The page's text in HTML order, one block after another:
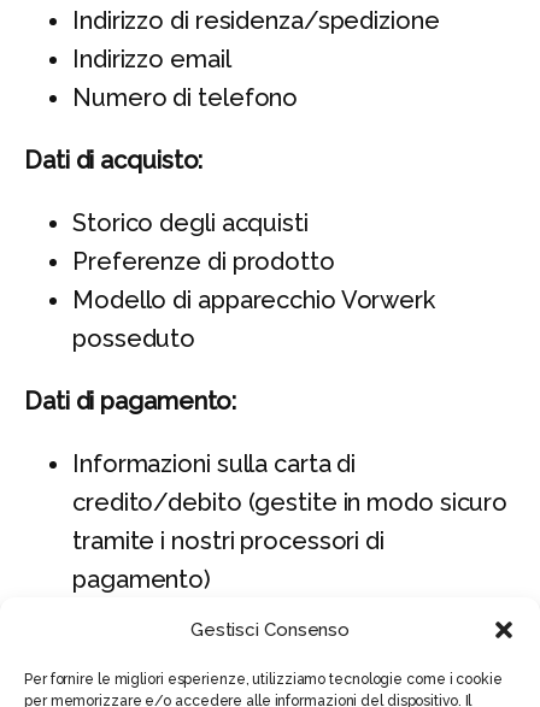
Gestisci Consenso
Per fornire le migliori esperienze, utilizziamo tecnologie come i cookie
per memorizzare e/o accedere alle informazioni del dispositivo. Il
Indirizzo di residenza/spedizione
Indirizzo email
Numero di telefono
Dati di acquisto:
Storico degli acquisti
Preferenze di prodotto
Modello di apparecchio Vorwerk
posseduto
Dati di pagamento:
Informazioni sulla carta di
credito/debito (gestite in modo sicuro
tramite i nostri processori di
pagamento)
Coordinate bancarie per bonifici
Dati di navigazione (se applicabile):